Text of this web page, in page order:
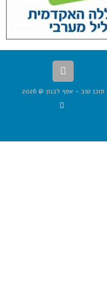
תוכן טוב - אסף לבנון @ 2026